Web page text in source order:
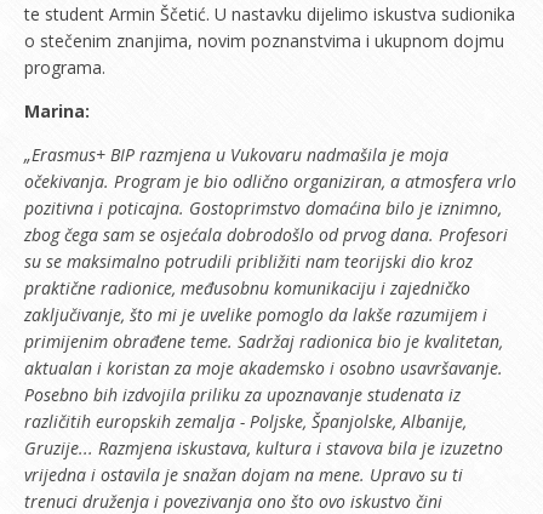
te student Armin Ščetić. U nastavku dijelimo iskustva sudionika
o stečenim znanjima, novim poznanstvima i ukupnom dojmu
programa.
Marina:
„Erasmus+ BIP razmjena u Vukovaru nadmašila je moja
očekivanja. Program je bio odlično organiziran, a atmosfera vrlo
pozitivna i poticajna. Gostoprimstvo domaćina bilo je iznimno,
zbog čega sam se osjećala dobrodošlo od prvog dana. Profesori
su se maksimalno potrudili približiti nam teorijski dio kroz
praktične radionice, međusobnu komunikaciju i zajedničko
zaključivanje, što mi je uvelike pomoglo da lakše razumijem i
primijenim obrađene teme. Sadržaj radionica bio je kvalitetan,
aktualan i koristan za moje akademsko i osobno usavršavanje.
Posebno bih izdvojila priliku za upoznavanje studenata iz
različitih europskih zemalja - Poljske, Španjolske, Albanije,
Gruzije... Razmjena iskustava, kultura i stavova bila je izuzetno
vrijedna i ostavila je snažan dojam na mene. Upravo su ti
trenuci druženja i povezivanja ono što ovo iskustvo čini